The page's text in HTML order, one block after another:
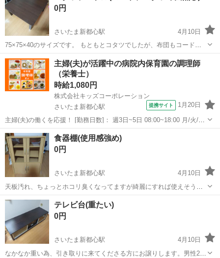
0円
さいたま新都心駅
4月10日
75×75×40のサイズです。 もともとコタツでしたが、布団もコードも
紛失しておりますので、ただのデスクとして使えます。 天板はリバー
シブルです。
埼玉 さいたま市 さいたま新都心駅 テーブル コタツ
主婦(夫)が活躍中の病院内保育園の調理師
（栄養士）
時給1,080円
株式会社キッズコーポレーション
さいたま新都心駅
提携サイト 1月20日
主婦(夫)の働くを応援！ [勤務日数]： 週3日~5日 08:00~18:00 月/火/水/
木/金/土/日 などから選べます [勤務地・最寄駅]： 埼玉県さいたま市中
央区新都心1-2 かりよん保育園 さいたま新都心駅徒歩...
埼玉 さいたま市 さいたま新都心駅
食器棚(使用感強め)
0円
さいたま新都心駅
4月10日
天板汚れ、ちょっとホコリ臭くなってますが綺麗にすれば使えそうで
す。 30×60×80のサイズ感です。
埼玉 さいたま市 さいたま新都心駅
テレビ台(重たい)
0円
さいたま新都心駅
4月10日
なかなか重い為、引き取りに来てくださる方にお譲りします。男性2人